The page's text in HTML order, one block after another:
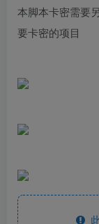
本脚本卡密需要
要卡密的项目
此